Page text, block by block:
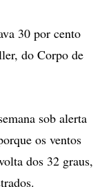
30 por cento
do Corpo de
sob alerta
os ventos
dos 32 graus,